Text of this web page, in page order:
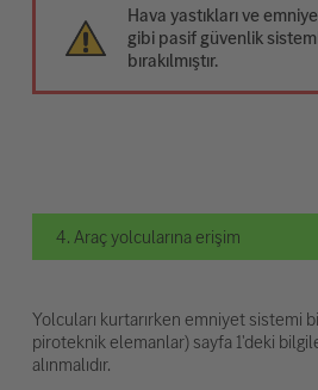
Hava yastıkları ve
gibi pasif güvenlik
bırakılmıştır.
4. Araç yolcularına erişim
Yolcuları kurtarırken emniyet sistemi
piroteknik elemanlar) sayfa 1'deki
alınmalıdır.